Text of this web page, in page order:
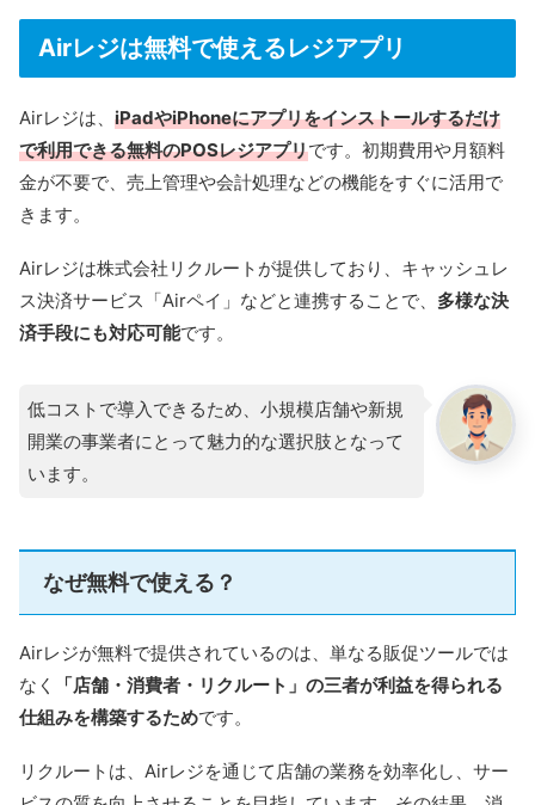
Airレジは無料で使えるレジアプリ
Airレジは、 iPadやiPhoneにアプリをインストールするだけ
で利用できる無料のPOSレジアプリです。初期費用や月額料
金が不要で、売上管理や会計処理などの機能をすぐに活用で
きます。
Airレジは株式会社リクルートが提供しており、キャッシュレ
ス決済サービス「Airペイ」などと連携することで、 多様な決
済手段にも対応可能です。
低コストで導入できるため、小規模店舗や新規
開業の事業者にとって魅力的な選択肢となって
います。
なぜ無料で使える？
Airレジが無料で提供されているのは、単なる販促ツールでは
なく
「店舗・消費者・リクルート」の三者が利益を得られる
仕組みを構築するためです。
リクルートは、Airレジを通じて店舗の業務を効率化し、サー